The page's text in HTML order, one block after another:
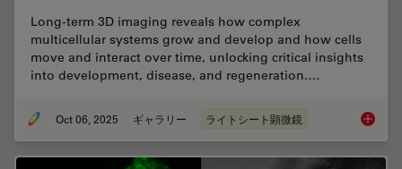
Long-term 3D imaging reveals how complex
multicellular systems grow and develop and how cells
move and interact over time, unlocking critical insights
into development, disease, and regeneration.…
Oct 06, 2025 ギャラリー ライトシート顕微鏡 Focus